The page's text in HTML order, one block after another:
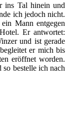
ins Tal hinein und
ich jedoch nicht.
Mann entgegen
Er antwortet:
und ist gerade
er mich bis
eröffnet worden.
bestelle ich nach